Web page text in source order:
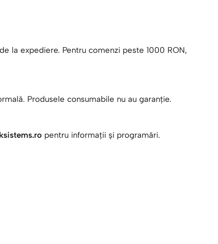
la expediere. Pentru comenzi peste 1000 RON,
Produsele consumabile nu au garanție.
pentru informații și programări.